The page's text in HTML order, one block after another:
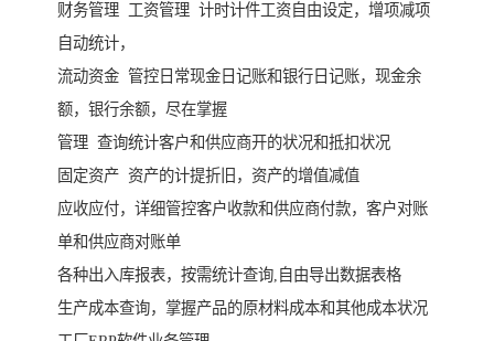
财务管理 工资管理 计时计件工资自由设定，增项减项
自动统计，
流动资金 管控日常现金日记账和银行日记账，现金余
额，银行余额，尽在掌握
管理 查询统计客户和供应商开的状况和抵扣状况
固定资产 资产的计提折旧，资产的增值减值
应收应付，详细管控客户收款和供应商付款，客户对账
单和供应商对账单
各种出入库报表，按需统计查询,自由导出数据表格
生产成本查询，掌握产品的原材料成本和其他成本状况